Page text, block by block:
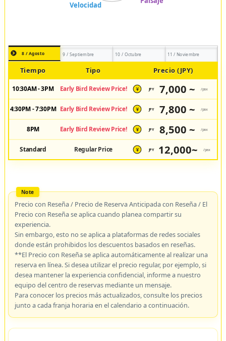
8 / Agosto 9 / Septiembre 10 / Octubre 11 / Noviembre
Tiempo Tipo Precio (JPY)
10:30AM - 3PM Early Bird Review Price! ¥ JPY 7,000 ~ /pax
4:30PM - 7:30PM Early Bird Review Price! ¥ JPY 7,800 ~ /pax
8PM Early Bird Review Price! ¥ JPY 8,500 ~ /pax
Standard Regular Price ¥ JPY 12,000~ /pax
Precio con Reseña / Precio de Reserva Anticipada con Reseña / El
Precio con Reseña se aplica cuando planea compartir su
experiencia.
Sin embargo, esto no se aplica a plataformas de redes sociales
donde están prohibidos los descuentos basados en reseñas.
**El Precio con Reseña se aplica automáticamente al realizar una
reserva en línea. Si desea utilizar el precio regular, por ejemplo, si
desea mantener la experiencia confidencial, informe a nuestro
equipo del centro de reservas mediante un mensaje.
Para conocer los precios más actualizados, consulte los precios
junto a cada franja horaria en el calendario a continuación.